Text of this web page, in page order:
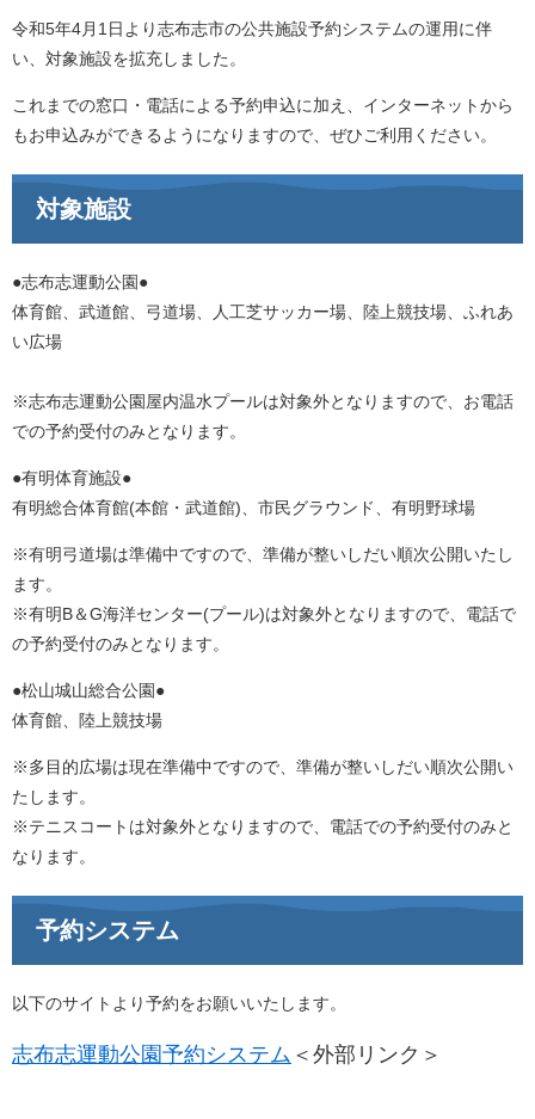
令和5年4月1日より志布志市の公共施設予約システムの運用に伴
い、対象施設を拡充しました。
これまでの窓口・電話による予約申込に加え、インターネットから
もお申込みができるようになりますので、ぜひご利用ください。
対象施設
●志布志運動公園●
体育館、武道館、弓道場、人工芝サッカー場、陸上競技場、ふれあ
い広場
※志布志運動公園屋内温水プールは対象外となりますので、お電話
での予約受付のみとなります。
●有明体育施設●
有明総合体育館(本館・武道館)、市民グラウンド、有明野球場
※有明弓道場は準備中ですので、準備が整いしだい順次公開いたし
ます。
※有明B＆G海洋センター(プール)は対象外となりますので、電話で
の予約受付のみとなります。
●松山城山総合公園●
体育館、陸上競技場
※多目的広場は現在準備中ですので、準備が整いしだい順次公開い
たします。
※テニスコートは対象外となりますので、電話での予約受付のみと
なります。
予約システム
以下のサイトより予約をお願いいたします。
志布志運動公園予約システム ＜外部リンク＞